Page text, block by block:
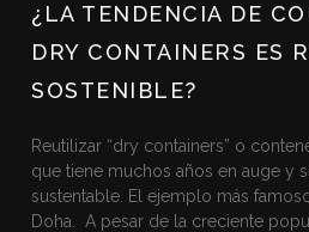
¿LA TENDENCIA DE
DRY CONTAINERS ES
SOSTENIBLE?
Reutilizar “dry containers” o
que tiene muchos años en auge y
sustentable. El ejemplo más
Doha. A pesar de la creciente